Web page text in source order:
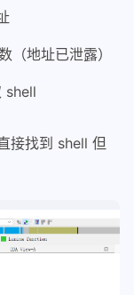
（地址已泄露）
shell
接找到 shell 但